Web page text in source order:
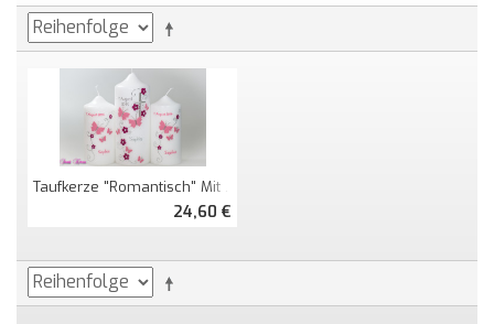
Taufkerze "romantisch" Mit Schmetterlingen
24,60 €